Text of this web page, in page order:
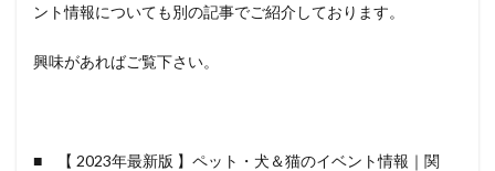
ント情報についても別の記事でご紹介しております。
興味があればご覧下さい。
■ 【 2023年最新版 】ペット・犬＆猫のイベント情報｜関